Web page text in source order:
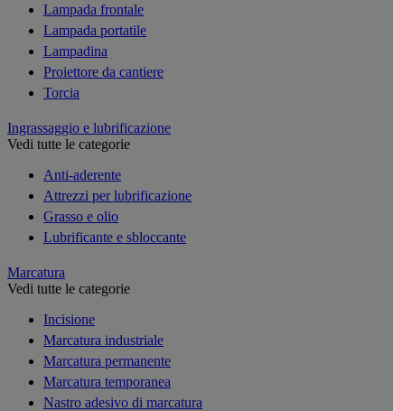
Lampada frontale
Lampada portatile
Lampadina
Proiettore da cantiere
Torcia
Ingrassaggio e lubrificazione
Vedi tutte le categorie
Anti-aderente
Attrezzi per lubrificazione
Grasso e olio
Lubrificante e sbloccante
Marcatura
Vedi tutte le categorie
Incisione
Marcatura industriale
Marcatura permanente
Marcatura temporanea
Nastro adesivo di marcatura